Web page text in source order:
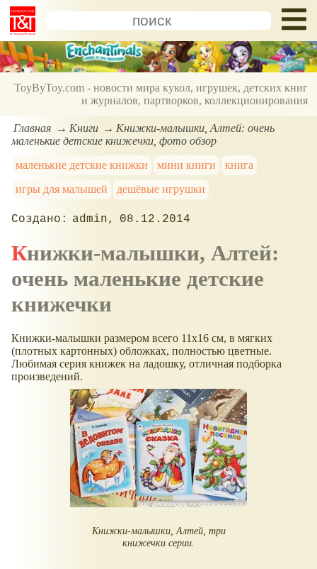
ToyByToy.com - новости мира кукол, игрушек, детских книг
и журналов, партворков, коллекционирования
Главная Книги
Книжки-малышки, Алтей: очень
маленькие детские книжечки, фото обзор
маленькие детские книжки
мини книги
книга
игры для малышей
дешёвые игрушки
admin 08.12.2014
Книжки-малышки, Алтей:
очень маленькие детские
книжечки
Книжки-малышки размером всего 11х16 см, в мягких
(плотных картонных) обложках, полностью цветные.
Любимая серия книжек на ладошку, отличная подборка
произведений.
Книжки-малышки, Алтей, три
книжечки серии.